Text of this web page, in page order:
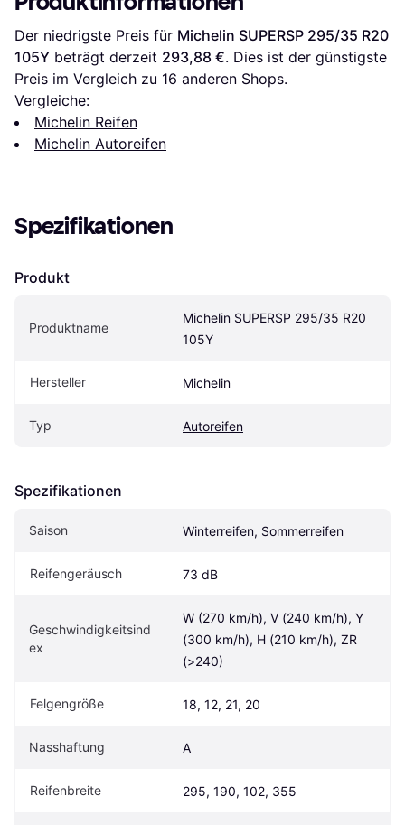
Der niedrigste Preis für Michelin SUPERSP 295/35 R20
105Y beträgt derzeit 293,88 €. Dies ist der günstigste
Preis im Vergleich zu 16 anderen Shops.
Vergleiche:
Michelin Reifen
Michelin Autoreifen
Spezifikationen
Produkt
Produktname
Michelin SUPERSP 295/35 R20
105Y
Hersteller Michelin
Typ Autoreifen
Spezifikationen
Saison Winterreifen, Sommerreifen
Reifengeräusch 73 dB
Geschwindigkeitsind
ex
W (270 km/h), V (240 km/h), Y
(300 km/h), H (210 km/h), ZR
(>240)
Felgengröße 18, 12, 21, 20
Nasshaftung A
Reifenbreite 295, 190, 102, 355